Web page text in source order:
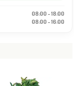
08:00 - 18:00
08:00 - 16:00